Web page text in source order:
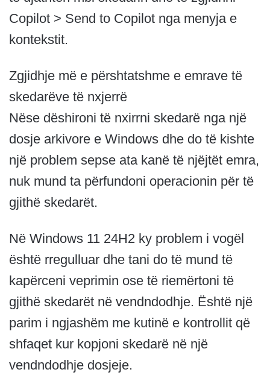
Copilot > Send to Copilot nga menyja e
kontekstit.
Zgjidhje më e përshtatshme e emrave të
skedarëve të nxjerrë
Nëse dëshironi të nxirrni skedarë nga një
dosje arkivore e Windows dhe do të kishte
një problem sepse ata kanë të njëjtët emra,
nuk mund ta përfundoni operacionin për të
gjithë skedarët.
Në Windows 11 24H2 ky problem i vogël
është rregulluar dhe tani do të mund të
kapërceni veprimin ose të riemërtoni të
gjithë skedarët në vendndodhje. Është një
parim i ngjashëm me kutinë e kontrollit që
shfaqet kur kopjoni skedarë në një
vendndodhje dosjeje.